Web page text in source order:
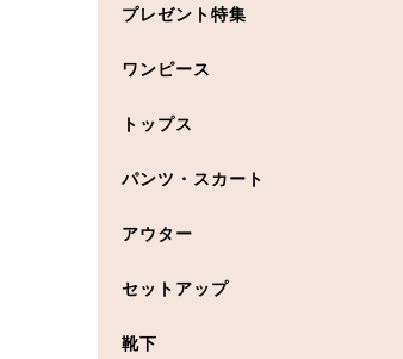
プレゼント特集
ワンピース
トップス
パンツ・スカート
アウター
セットアップ
靴下